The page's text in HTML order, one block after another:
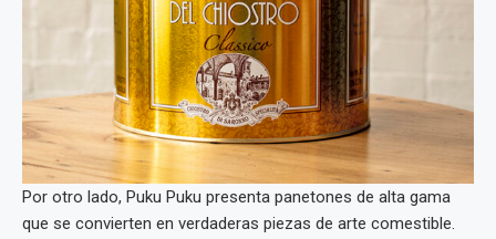
Por otro lado, Puku Puku presenta panetones de alta gama
que se convierten en verdaderas piezas de arte comestible.